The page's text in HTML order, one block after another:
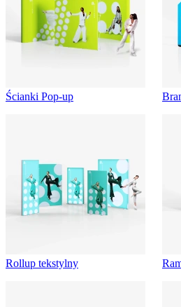
Ścianki Pop-up
Rollup tekstylny